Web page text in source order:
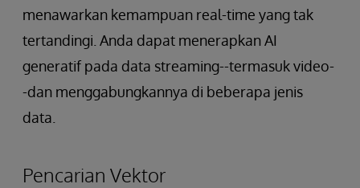
menawarkan kemampuan real-time yang tak
tertandingi. Anda dapat menerapkan AI
generatif pada data streaming--termasuk video-
-dan menggabungkannya di beberapa jenis
data.
Pencarian Vektor